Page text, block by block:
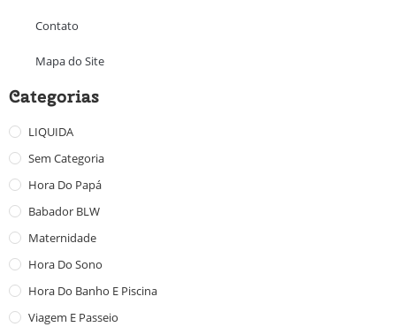
Contato
Mapa do Site
Categorias
LIQUIDA
Sem Categoria
Hora Do Papá
Babador BLW
Maternidade
Hora Do Sono
Hora Do Banho E Piscina
Viagem E Passeio